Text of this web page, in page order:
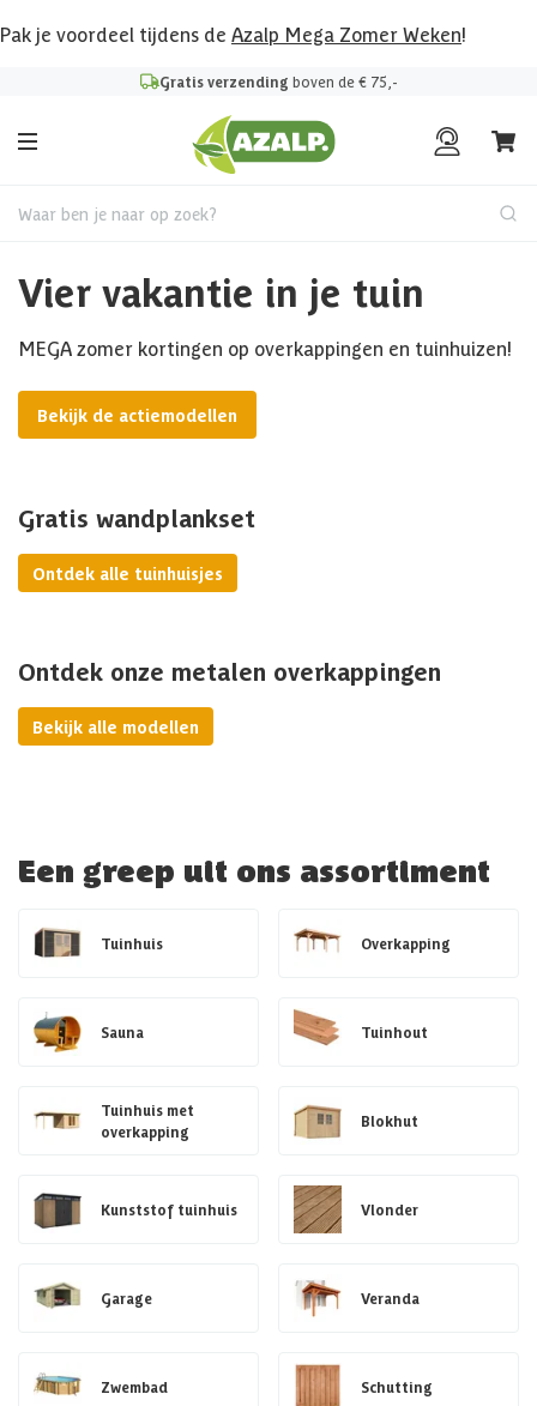
Pak je voordeel tijdens de Azalp Mega Zomer Weken!
Gratis verzending boven de € 75,-
Waar ben je naar op zoek?
Vier vakantie in je tuin
MEGA zomer kortingen op overkappingen en tuinhuizen!
Bekijk de actiemodellen
Gratis wandplankset
Ontdek alle tuinhuisjes
Ontdek onze metalen overkappingen
Bekijk alle modellen
Een greep uit ons assortiment
Tuinhuis Overkapping
Sauna Tuinhout
Tuinhuis met
overkapping
Blokhut
Kunststof tuinhuis Vlonder
Garage Veranda
Zwembad Schutting